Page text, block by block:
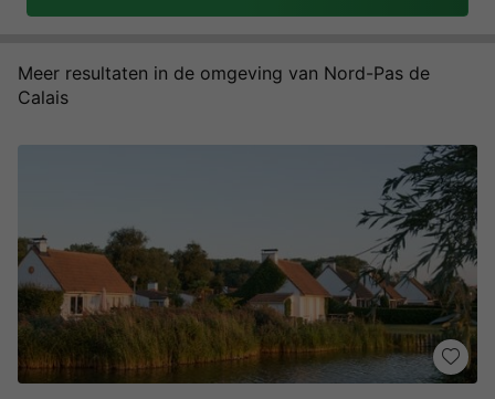
Meer resultaten in de omgeving van Nord-Pas de
Calais